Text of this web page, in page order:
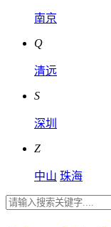
南京
Q
清远
S
深圳
Z
中山 珠海